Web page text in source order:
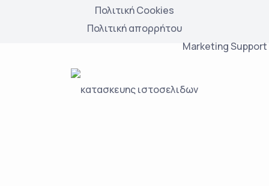
Πολιτική Cookies
Πολιτική απορρήτου
Marketing Support